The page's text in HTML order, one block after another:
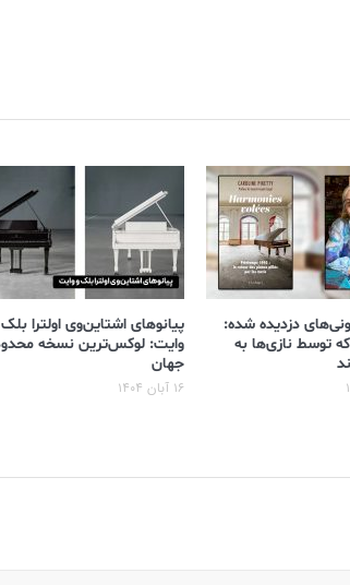
دزدیده شده:
که توسط نازی‌ها به
پیانوهای اشتاین‌وی اولترا
وایت: لوکس‌ترین نسخه
جهان
۱۶ آبان ۱۴۰۴